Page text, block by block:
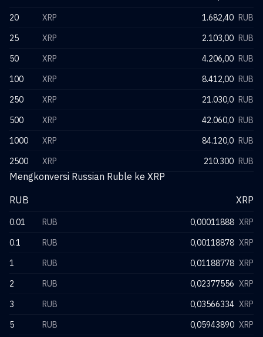
20
XRP 1.682,40 RUB
25
XRP 2.103,00 RUB
50
XRP 4.206,00 RUB
100
XRP 8.412,00 RUB
250
XRP 21.030,0 RUB
500
XRP 42.060,0 RUB
1000
XRP 84.120,0 RUB
2500
XRP 210.300 RUB
Mengkonversi Russian Ruble ke XRP
RUB
XRP
0.01 RUB 0,00011888 XRP
0.1
RUB 0,00118878 XRP
1
RUB 0,01188778 XRP
2
RUB 0,02377556 XRP
3
RUB 0,03566334 XRP
5
RUB 0,05943890 XRP